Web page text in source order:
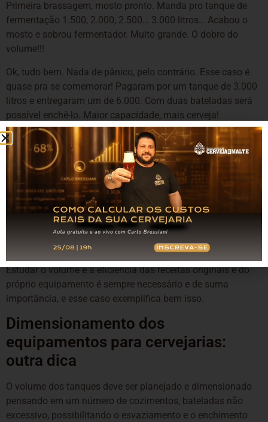
Primeira brassagem, mosto pronto. Manda pro tanque de
fermentação 1.500, 2.000, 2.500… 3.000 litros… Acabou o
mosto e sobrou fermentador. Muito grande. O dobro do
volume!!!
Ok, tudo bem. Nada de pânico, pelo contrário. Esse caso é
quase pra se comemorar! Pagaram por um tanque de 3.000
litros e entregaram um de 6.000. Com duas bateladas será
possível enchê-lo. Maior capacidade, mais cerveja!
Mas isso não estava nos planos…. Tiveram que adaptar
todas as receitas, redimensionar tudo e refazer todo o
planejamento de produção/escoamento!
Nesse caso, apesar do tempo (e, consequentemente,
dinheiro) perdido, o ocorrido foi para melhor. A fábrica deu
um salto de produção e encontrou caminhos para um fácil
escoamento da sua produção. Pularam alguns meses (ou
anos) de evolução natural, sem querer.
Estudar o volume e a eficiência das receitas originais e do
próprio equipamento é sempre necessário e de suma
importância, e esse caso exemplifica bem isso.
Dimensionamento dos
equipamentos para cervejarias:
outra dica
O volume dos tanques deve ser planejado e dimensionado
pensando em um número de cozimentos, bateladas não
excessivo, possibilitando o esvaziamento e o enchimento